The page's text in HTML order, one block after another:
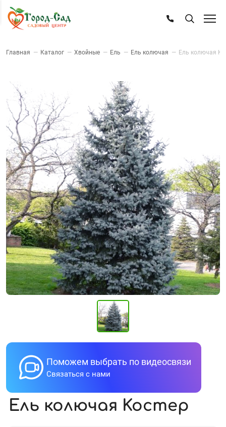
Главная — Каталог — Хвойные — Ель — Ель колючая — Ель колючая
Поможем выбрать по видеосвязи
Связаться с нами
Ель колючая Koстер